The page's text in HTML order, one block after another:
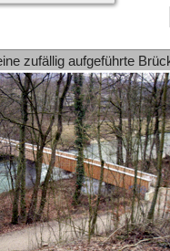
zufällig aufgeführte